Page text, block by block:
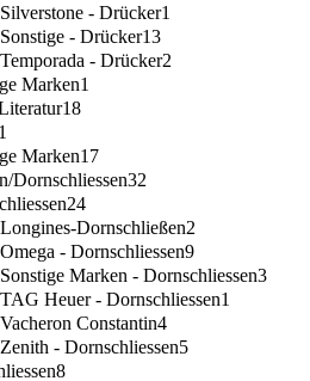
Silverstone - Drücker1
Sonstige - Drücker13
Temporada - Drücker2
Marken1
18
1
Marken17
Dornschliessen32
24
Longines-Dornschließen2
Omega - Dornschliessen9
Sonstige Marken - Dornschliessen3
TAG Heuer - Dornschliessen1
Vacheron Constantin4
Zenith - Dornschliessen5
8